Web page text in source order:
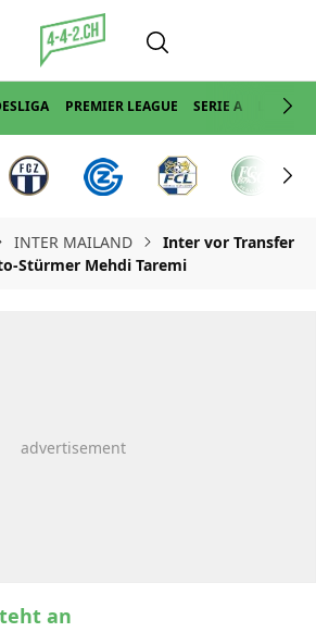
PREMIER LEAGUE SERIE A LA LIGA
INTER MAILAND
Inter vor Transfer
Stürmer Mehdi Taremi
an